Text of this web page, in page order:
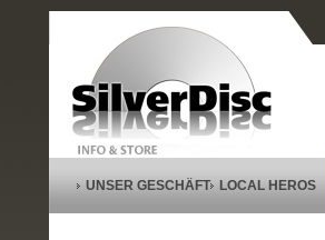
UNSER GESCHÄFT LOCAL HEROS